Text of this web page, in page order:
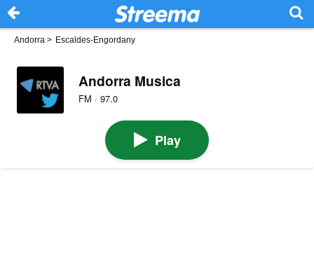
Andorra > Escaldes-Engordany
Andorra Musica
FM · 97.0
Play